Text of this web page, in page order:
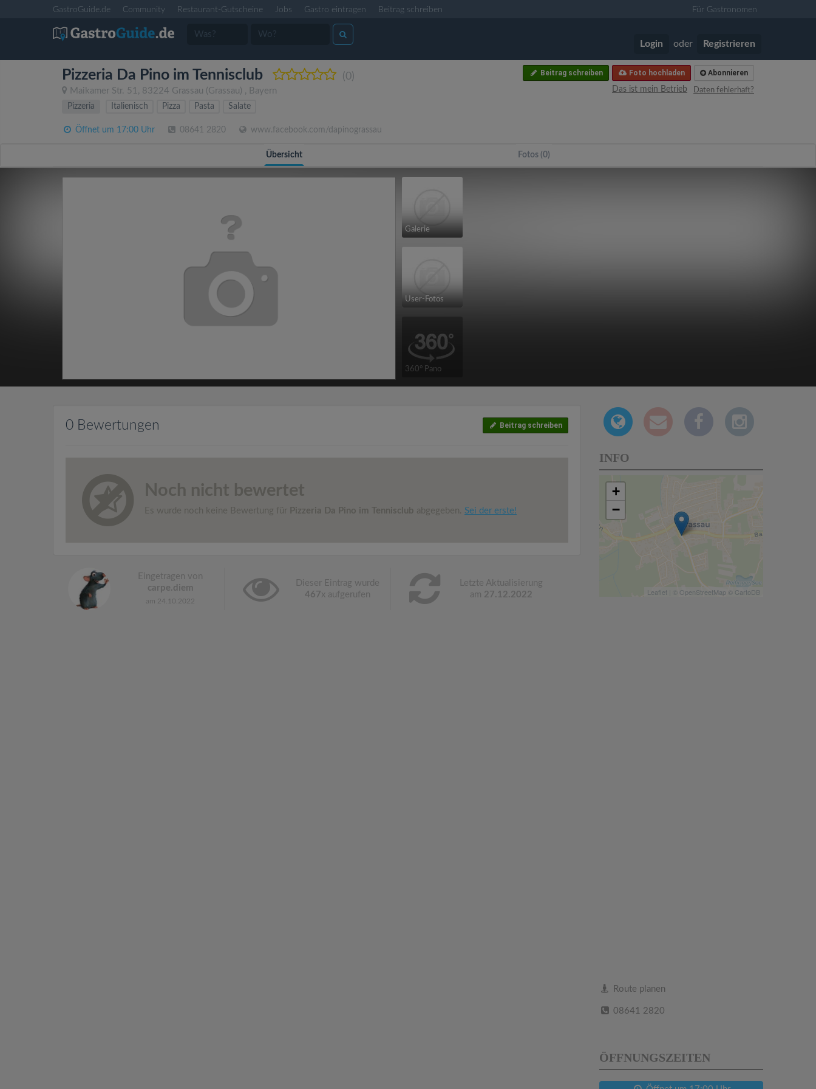
GastroGuide.de Community Restaurant-Gutscheine Jobs Gastro eintragen Beitrag schreiben Für Gastronomen
Login oder Registrieren
Pizzeria Da Pino im Tennisclub (0)
Maikamer Str. 51 , 83224 Grassau (Grassau) , Bayern
Abonnieren
Foto hochladen
Beitrag schreiben
Daten fehlerhaft?
Das ist mein Betrieb
Pizzeria
Italienisch Pizza Pasta Salate
Öffnet um 17:00 Uhr 08641 2820 www.facebook.com/dapinograssau
Übersicht Fotos (0)
Galerie
User-Fotos
360° Pano
0 Bewertungen Beitrag schreiben
Noch nicht bewertet
Es wurde noch keine Bewertung für Pizzeria Da Pino im Tennisclub abgegeben. Sei der erste!
Eingetragen von
carpe.diem
am 24.10.2022
Dieser Eintrag wurde
467x aufgerufen
Letzte Aktualisierung
am 27.12.2022
INFO
+
−
Leaflet | © OpenStreetMap © CartoDB
Route planen
08641 2820
ÖFFNUNGSZEITEN